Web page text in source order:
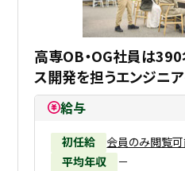
高専OB・OG社員は
ス開発を担うエンジニア
給与
初任給
会員のみ閲覧
平均年収
－